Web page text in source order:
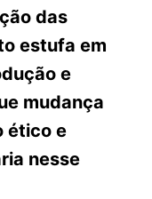
das
estufa em
e
mudança
ético e
nesse